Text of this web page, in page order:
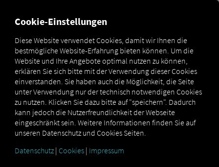
This API is deprecated and will only be
available until October 1, 2026. Please
migrate to the newVehicle Diagnostics API.
OPEN API SPECIFICATION
Cookie-Einstellungen
Diese Website verwendet Cookies, damit wir Ihnen die
bestmögliche Website-Erfahrung bieten können. Um die
Website und Ihre Angebote optimal nutzen zu können,
erklären Sie sich bitte mit der Verwendung dieser Cookies
einverstanden. Sie haben auch die Möglichkeit, die Seite
unter Verwendung nur der technisch notwendigen Cookies
zu nutzen. Klicken Sie dazu bitte auf "speichern". Dadurch
kann jedoch die Nutzerfreundlichkeit der Webseite
eingeschränkt sein. Weitere Informationen finden Sie auf
unseren Datenschutz und Cookies Seiten.
Datenschutz | Cookies | Impressum